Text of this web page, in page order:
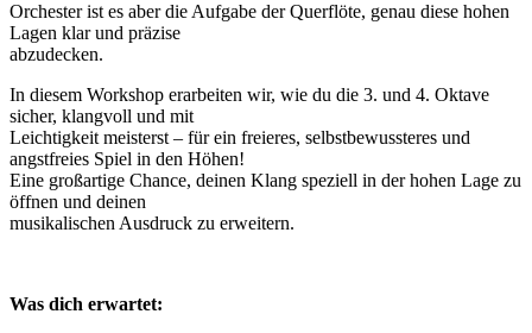
Orchester ist es aber die Aufgabe der Querflöte, genau diese hohen
Lagen klar und präzise
abzudecken.
In diesem Workshop erarbeiten wir, wie du die 3. und 4. Oktave
sicher, klangvoll und mit
Leichtigkeit meisterst – für ein freieres, selbstbewussteres und
angstfreies Spiel in den Höhen!
Eine großartige Chance, deinen Klang speziell in der hohen Lage zu
öffnen und deinen
musikalischen Ausdruck zu erweitern.
Was dich erwartet: